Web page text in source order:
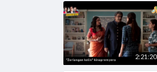
2:21:20